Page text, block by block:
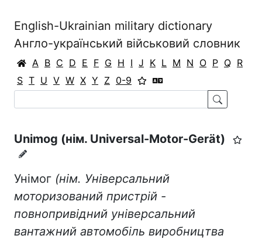
English-Ukrainian military dictionary
Англо-український військовий словник
A B C D E F G H I J K L M N O P Q R
S T U V W X Y Z 0-9
Unimog (нім. Universal-Motor-Gerät)
Унімог (нім. Універсальний
моторизований пристрій -
повнопривідний універсальний
вантажний автомобіль виробництва